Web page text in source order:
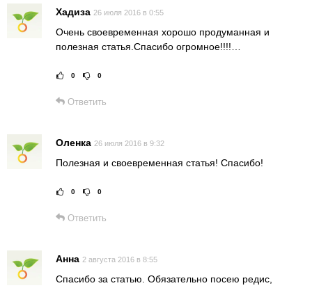
Хадиза 26 июля 2016 в 0:55
Очень своевременная хорошо продуманная и
полезная статья.Спасибо огромное!!!!…
Рейтинг статьи:
0 0
Ответить
Оленка 26 июля 2016 в 9:32
Полезная и своевременная статья! Спасибо!
Рейтинг статьи:
0 0
Ответить
Анна 2 августа 2016 в 8:55
Спасибо за статью. Обязательно посею редис,